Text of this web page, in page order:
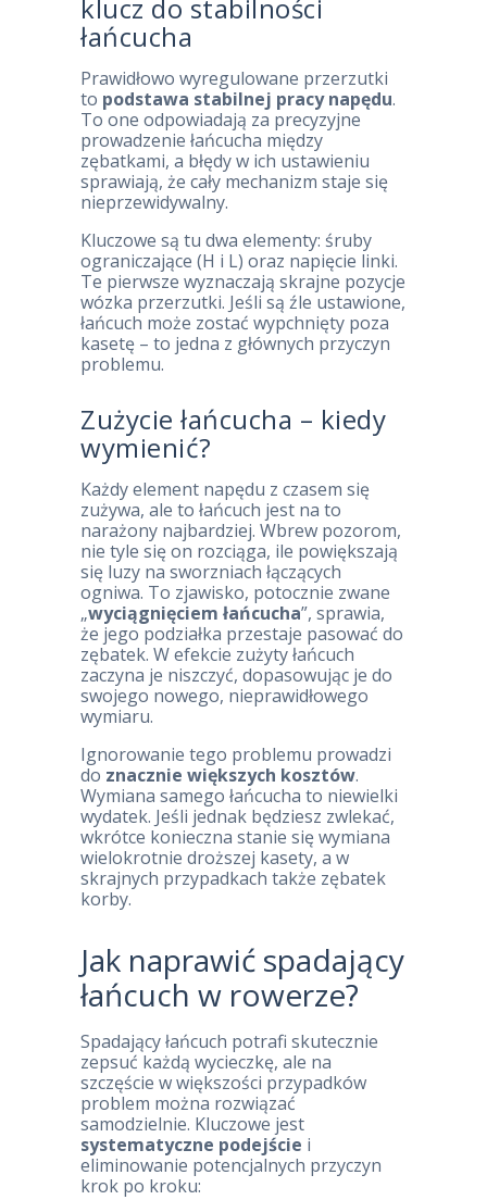
klucz do stabilności
łańcucha
Prawidłowo wyregulowane przerzutki
to podstawa stabilnej pracy napędu.
To one odpowiadają za precyzyjne
prowadzenie łańcucha między
zębatkami, a błędy w ich ustawieniu
sprawiają, że cały mechanizm staje się
nieprzewidywalny.
Kluczowe są tu dwa elementy: śruby
ograniczające (H i L) oraz napięcie linki.
Te pierwsze wyznaczają skrajne pozycje
wózka przerzutki. Jeśli są źle ustawione,
łańcuch może zostać wypchnięty poza
kasetę – to jedna z głównych przyczyn
problemu.
Zużycie łańcucha – kiedy
wymienić?
Każdy element napędu z czasem się
zużywa, ale to łańcuch jest na to
narażony najbardziej. Wbrew pozorom,
nie tyle się on rozciąga, ile powiększają
się luzy na sworzniach łączących
ogniwa. To zjawisko, potocznie zwane
„wyciągnięciem łańcucha”, sprawia,
że jego podziałka przestaje pasować do
zębatek. W efekcie zużyty łańcuch
zaczyna je niszczyć, dopasowując je do
swojego nowego, nieprawidłowego
wymiaru.
Ignorowanie tego problemu prowadzi
do znacznie większych kosztów.
Wymiana samego łańcucha to niewielki
wydatek. Jeśli jednak będziesz zwlekać,
wkrótce konieczna stanie się wymiana
wielokrotnie droższej kasety, a w
skrajnych przypadkach także zębatek
korby.
Jak naprawić spadający
łańcuch w rowerze?
Spadający łańcuch potrafi skutecznie
zepsuć każdą wycieczkę, ale na
szczęście w większości przypadków
problem można rozwiązać
samodzielnie. Kluczowe jest
systematyczne podejście i
eliminowanie potencjalnych przyczyn
krok po kroku: